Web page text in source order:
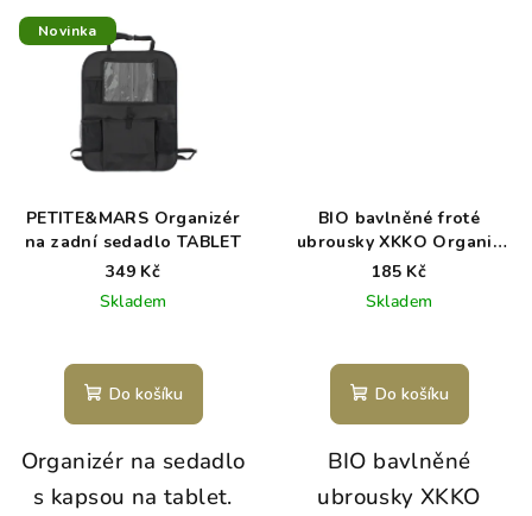
Novinka
PETITE&MARS Organizér
na zadní sedadlo TABLET
349 Kč
Skladem
Do košíku
Organizér na sedadlo
s kapsou na tablet.
BIO bavlněné froté
ubrousky XKKO Organic
21x21- Mint
185 Kč
Skladem
Do košíku
BIO bavlněné
ubrousky XKKO